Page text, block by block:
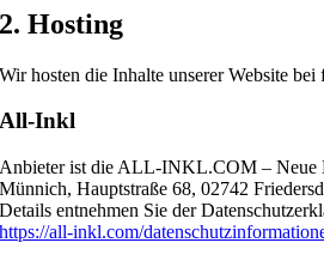
2. Hosting
Wir hosten die Inhalte unserer Website
All-Inkl
Anbieter ist die ALL-INKL.COM – Neue
Münnich, Hauptstraße 68, 02742
Details entnehmen Sie der
https://all-inkl.com/